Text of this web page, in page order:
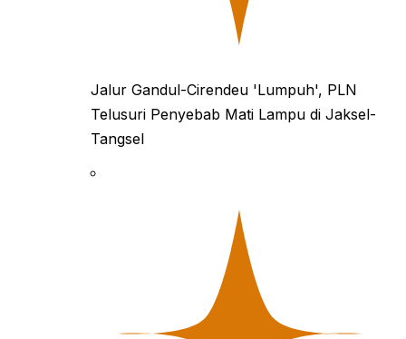
Jalur Gandul-Cirendeu 'Lumpuh', PLN
Telusuri Penyebab Mati Lampu di Jaksel-
Tangsel